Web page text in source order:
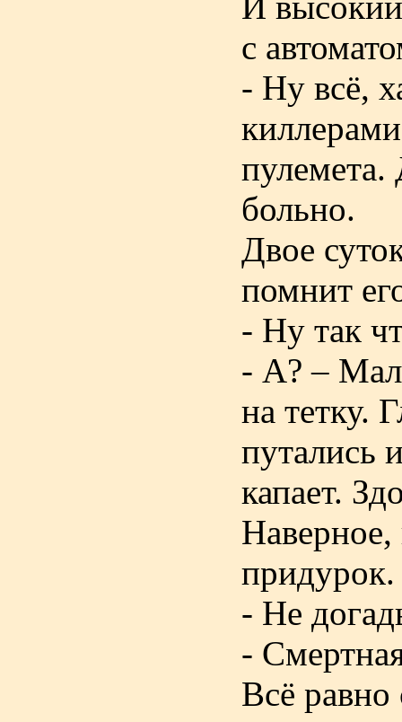
с
- Ну всё,
пулемета.
больно.
Двое
помнит
- Ну так
- А? –
на тетку.
путались
капает.
Наверное,
придурок.
- Не
-
Всё